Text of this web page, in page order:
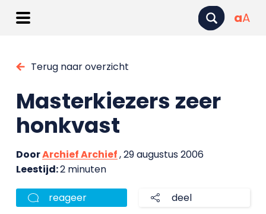
aA
Terug naar overzicht
Masterkiezers zeer
honkvast
DoorArchief Archief, 29 augustus 2006
Leestijd:2 minuten
reageer deel